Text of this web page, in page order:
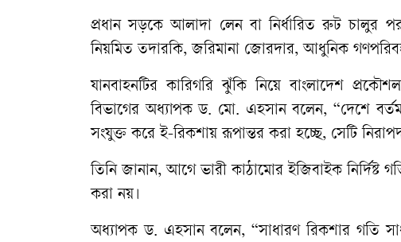
প্রধান সড়কে আলাদা লেন বা নির্ধারিত রুট চালুর
নিয়মিত তদারকি, জরিমানা জোরদার, আধুনিক গণপরিবহন
​যানবাহনটির কারিগরি ঝুঁকি নিয়ে বাংলাদেশ প্রকৌশল
বিভাগের অধ্যাপক ড. মো. এহসান বলেন, “দেশে
সংযুক্ত করে ই-রিকশায় রূপান্তর করা হচ্ছে, সেটি
তিনি জানান, আগে ভারী কাঠামোর ইজিবাইক
করা নয়।
অধ্যাপক ড. এহসান বলেন, “সাধারণ রিকশার গতি